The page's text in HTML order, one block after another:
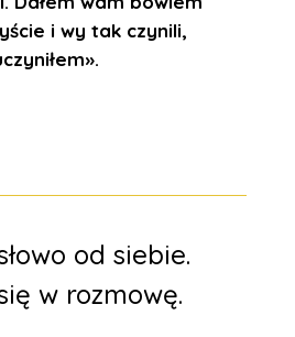
i wy tak czynili,
od siebie.
w rozmowę.